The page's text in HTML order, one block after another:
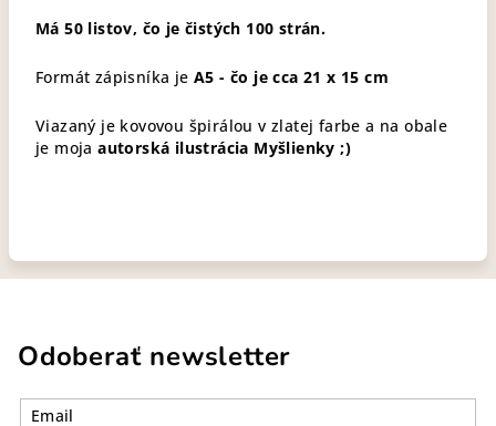
Má 50 listov, čo je čistých 100 strán.
Formát zápisníka je A5 - čo je cca 21 x 15 cm
Viazaný je kovovou špirálou v zlatej farbe a na obale
je mojaautorská ilustrácia Myšlienky ;)
Odoberať newsletter
Email